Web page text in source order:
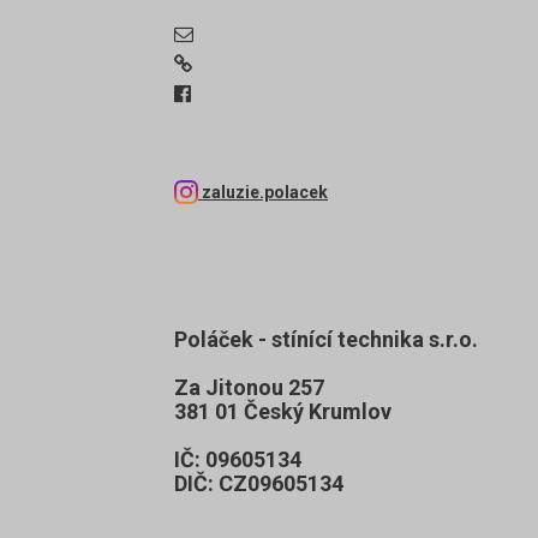
zaluzie.polacek
Poláček - stínící technika s.r.o.
Za Jitonou 257
381 01 Český Krumlov
IČ: 09605134
DIČ: CZ09605134